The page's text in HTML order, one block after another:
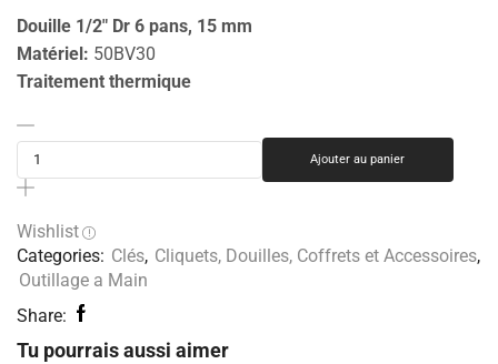
Douille 1/2″ Dr 6 pans, 15 mm
Matériel: 50BV30
Traitement thermique
Ajouter au panier
Wishlist
Categories: Clés, Cliquets, Douilles, Coffrets et Accessoires,
Outillage a Main
Share:
Tu pourrais aussi aimer